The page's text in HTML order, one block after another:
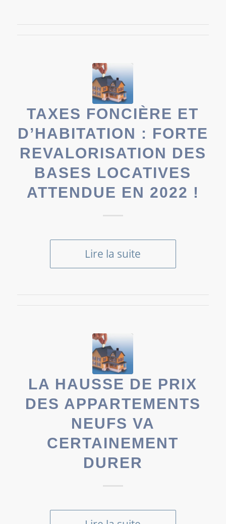
TAXES FONCIÈRE ET
D’HABITATION : FORTE
REVALORISATION DES
BASES LOCATIVES
ATTENDUE EN 2022 !
Lire la suite
LA HAUSSE DE PRIX
DES APPARTEMENTS
NEUFS VA
CERTAINEMENT
DURER